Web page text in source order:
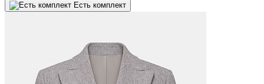
Есть комплект